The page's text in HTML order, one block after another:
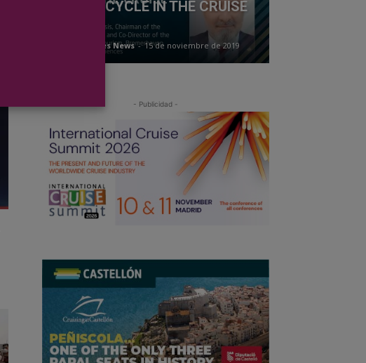
BUSINESS CYCLE IN THE CRUISE
Redacción Cruises News - 15 de noviembre de 2019
- Publicidad -